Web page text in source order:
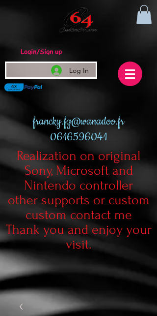
Login/Sign up
Log In
francky.fg@wanadoo.fr
0616596041
Realization on original
Sony, Microsoft and
Nintendo controller
other supports or custom
custom contact me
Thank you and enjoy your
visit.